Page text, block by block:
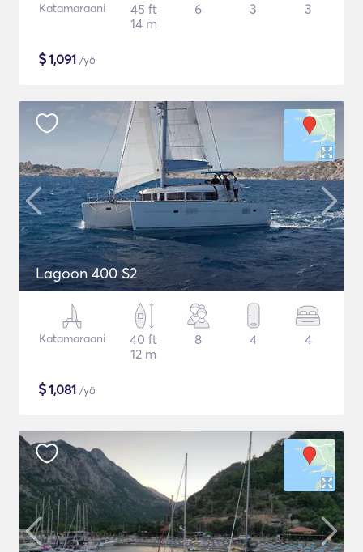
Katamaraani
45 ft
14 m
6 3 3
$1,091 /yö
Lagoon 400 S2
Katamaraani
40 ft
12 m
8 4 4
$1,081 /yö